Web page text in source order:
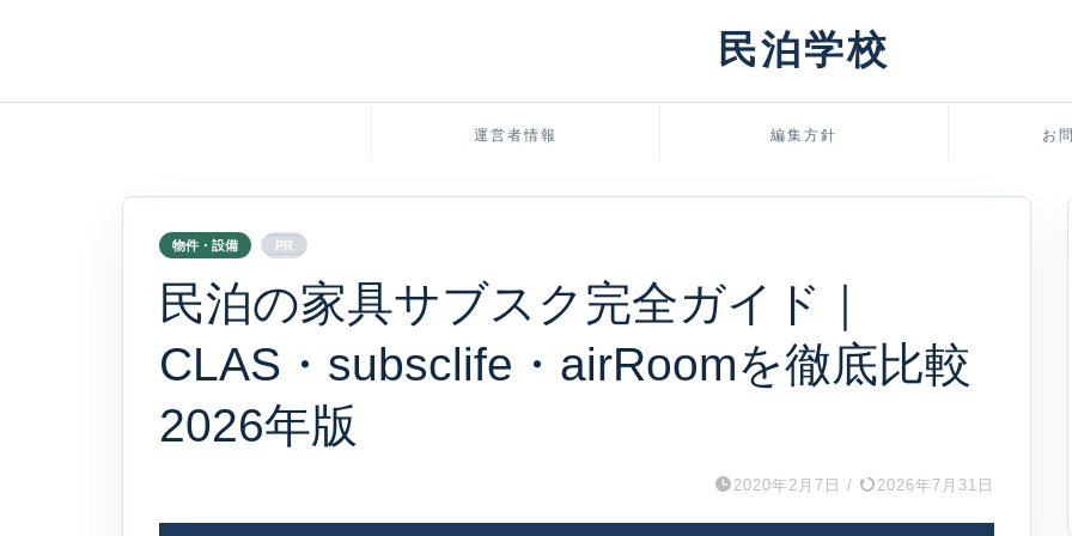
民泊学校
運営者情報 編集方針 お
物件・設備 PR
民泊の家具サブスク完全ガイド｜
CLAS・subsclife・airRoomを徹底比較
2026年版
2020年2月7日 / 2026年7月31日